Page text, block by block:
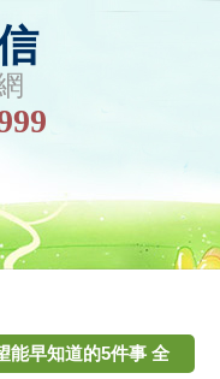
能早知道的5件事 全